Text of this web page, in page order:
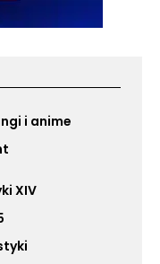
i anime
XIV